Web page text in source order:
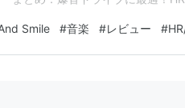
Smile #音楽 #レビュー #